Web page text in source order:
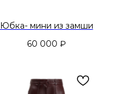
Юбка- мини из замши
60 000 ₽